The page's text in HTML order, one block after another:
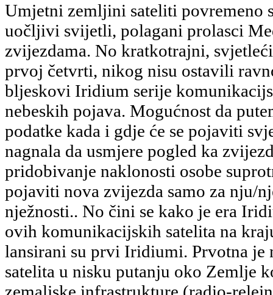
Umjetni zemljini sateliti povremeno
uočljivi svijetli, polagani prolasci
zvijezdama. No kratkotrajni,
prvoj četvrti, nikog nisu ostavili
bljeskovi Iridium serije
nebeskih pojava. Mogućnost da
podatke kada i gdje će se pojaviti
nagnala da usmjere pogled ka
pridobivanje naklonosti osobe
pojaviti nova zvijezda samo za nju/
nježnosti.. No čini se kako je era
ovih komunikacijskih satelita na
lansirani su prvi Iridiumi. Prvotna je
satelita u nisku putanju oko Zemlje